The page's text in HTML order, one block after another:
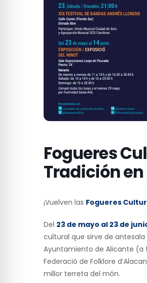
Fogueres
Tradición
¡Vuelven las Fogueres
Del 23 de mayo al 23 de
cultural que sirve de
Ayuntamiento de Alicante (a
Federació de Folklore
millor terreta del món.